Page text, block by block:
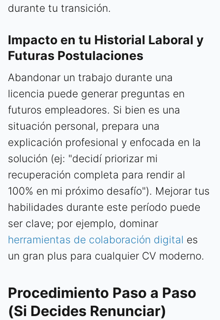
durante tu transición.
Impacto en tu Historial Laboral y
Futuras Postulaciones
Abandonar un trabajo durante una
licencia puede generar preguntas en
futuros empleadores. Si bien es una
situación personal, prepara una
explicación profesional y enfocada en la
solución (ej: "decidí priorizar mi
recuperación completa para rendir al
100% en mi próximo desafío"). Mejorar tus
habilidades durante este período puede
ser clave; por ejemplo, dominar
herramientas de colaboración digital es
un gran plus para cualquier CV moderno.
Procedimiento Paso a Paso
(Si Decides Renunciar)